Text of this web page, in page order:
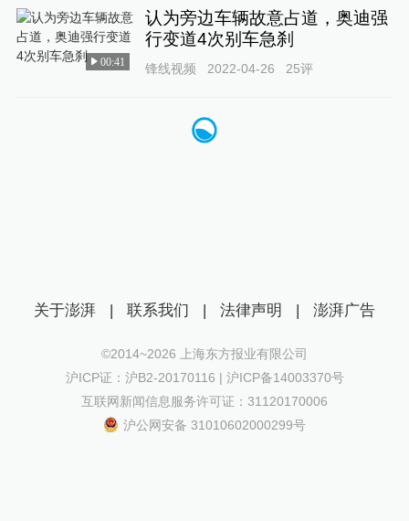
00:41
认为旁边车辆故意占道，奥迪强
行变道4次别车急刹
锋线视频 2022-04-26 25评
关于澎湃 | 联系我们 | 法律声明 | 澎湃广告
©2014~2026 上海东方报业有限公司
沪ICP证：沪B2-20170116 | 沪ICP备14003370号
互联网新闻信息服务许可证：31120170006
沪公网安备 31010602000299号